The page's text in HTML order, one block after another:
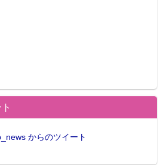
からのツイート